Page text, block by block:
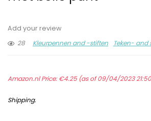
Add your review
28
Kleurpennen and -stiften Teken- and
Amazon.nl Price:€4.25(as of 09/04/2023 21:50
Shipping.